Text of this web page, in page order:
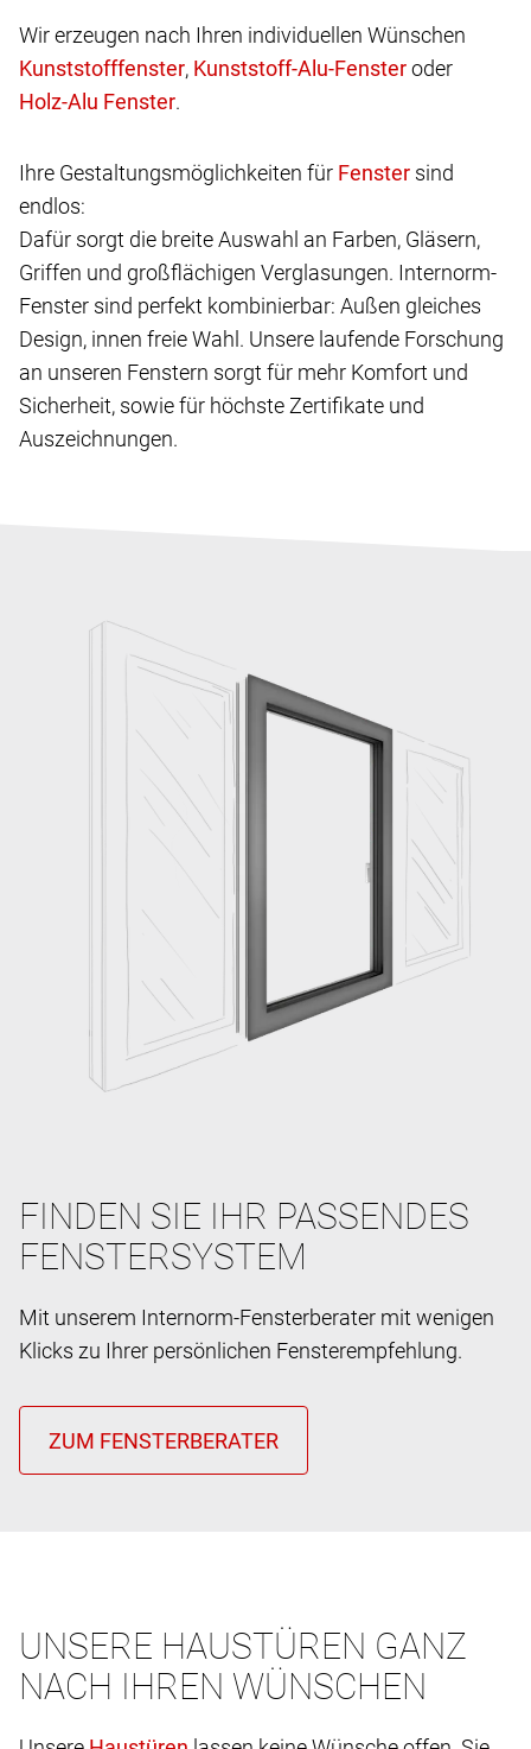
Wir erzeugen nach Ihren individuellen Wünschen
,
oder
.
Ihre Gestaltungsmöglichkeiten für
sind
endlos:
Dafür sorgt die breite Auswahl an Farben, Gläsern,
Griffen und großflächigen Verglasungen. Internorm-
Fenster sind perfekt kombinierbar: Außen gleiches
Design, innen freie Wahl. Unsere laufende Forschung
an unseren Fenstern sorgt für mehr Komfort und
Sicherheit, sowie für höchste Zertifikate und
Auszeichnungen.
FINDEN SIE IHR PASSENDES
FENSTERSYSTEM
Mit unserem Internorm-Fensterberater mit wenigen
Klicks zu Ihrer persönlichen Fensterempfehlung.
UNSERE HAUSTÜREN GANZ
NACH IHREN WÜNSCHEN